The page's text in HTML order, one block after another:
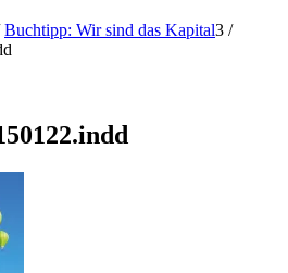
Buchtipp: Wir sind das Kapital3 /